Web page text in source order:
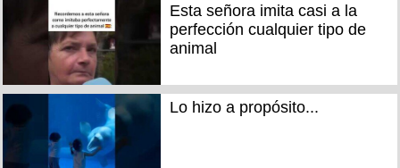
Esta señora imita casi a la
perfección cualquier tipo de
animal
Lo hizo a propósito...